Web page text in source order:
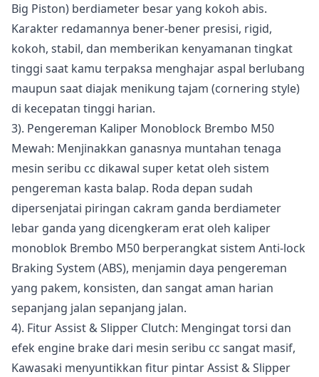
Big Piston) berdiameter besar yang kokoh abis.
Karakter redamannya bener-bener presisi, rigid,
kokoh, stabil, dan memberikan kenyamanan tingkat
tinggi saat kamu terpaksa menghajar aspal berlubang
maupun saat diajak menikung tajam (cornering style)
di kecepatan tinggi harian.
3). Pengereman Kaliper Monoblock Brembo M50
Mewah: Menjinakkan ganasnya muntahan tenaga
mesin seribu cc dikawal super ketat oleh sistem
pengereman kasta balap. Roda depan sudah
dipersenjatai piringan cakram ganda berdiameter
lebar ganda yang dicengkeram erat oleh kaliper
monoblok Brembo M50 berperangkat sistem Anti-lock
Braking System (ABS), menjamin daya pengereman
yang pakem, konsisten, dan sangat aman harian
sepanjang jalan sepanjang jalan.
4). Fitur Assist & Slipper Clutch: Mengingat torsi dan
efek engine brake dari mesin seribu cc sangat masif,
Kawasaki menyuntikkan fitur pintar Assist & Slipper